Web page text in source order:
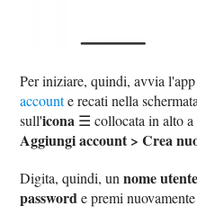
Per iniziare, quindi, avvia
accounte recati nella
sull'icona ☰ collocata in alto a
Aggiungi account > Crea
Digita, quindi, unnome utente
passworde premi